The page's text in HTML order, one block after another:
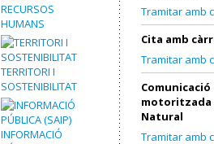
RECURSOS
HUMANS
TERRITORI I
SOSTENIBILITAT
INFORMACIÓ
Tramitar amb
Cita amb
Tramitar amb
motoritzada
Natural
Tramitar amb